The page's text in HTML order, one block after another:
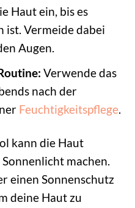
Haut ein, bis es
ist. Vermeide dabei
Augen.
Verwende das
nach der
Feuchtigkeitspflege.
kann die Haut
machen.
einen Sonnenschutz
deine Haut zu